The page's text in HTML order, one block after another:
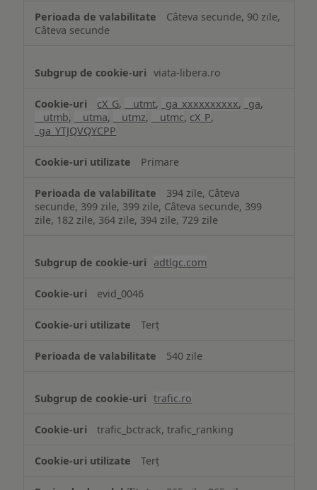
Câteva secunde, 90 zile,
Câteva secunde
viata-libera.ro
cX_G, __utmt, _ga_xxxxxxxxxx, _ga,
__utmb, __utma, __utmz, __utmc, cX_P,
_ga_YTJQVQYCPP
Primare
394 zile, Câteva
secunde, 399 zile, 399 zile, Câteva secunde, 399
zile, 182 zile, 364 zile, 394 zile, 729 zile
adtlgc.com
evid_0046
Terț
540 zile
trafic.ro
trafic_bctrack, trafic_ranking
Terț